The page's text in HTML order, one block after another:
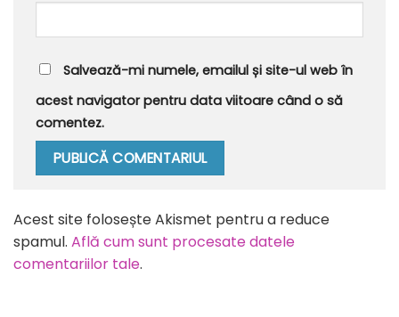
Salvează-mi numele, emailul și site-ul web în
acest navigator pentru data viitoare când o să
comentez.
Acest site folosește Akismet pentru a reduce
spamul. Află cum sunt procesate datele
comentariilor tale.